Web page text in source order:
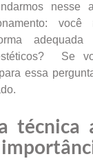
nesse
Se
essa
técnica